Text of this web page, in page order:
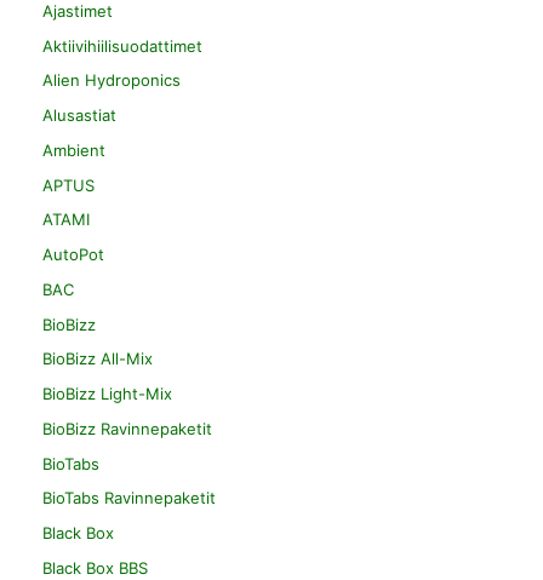
Ajastimet
Aktiivihiilisuodattimet
Alien Hydroponics
Alusastiat
Ambient
APTUS
ATAMI
AutoPot
BAC
BioBizz
BioBizz All-Mix
BioBizz Light-Mix
BioBizz Ravinnepaketit
BioTabs
BioTabs Ravinnepaketit
Black Box
Black Box BBS